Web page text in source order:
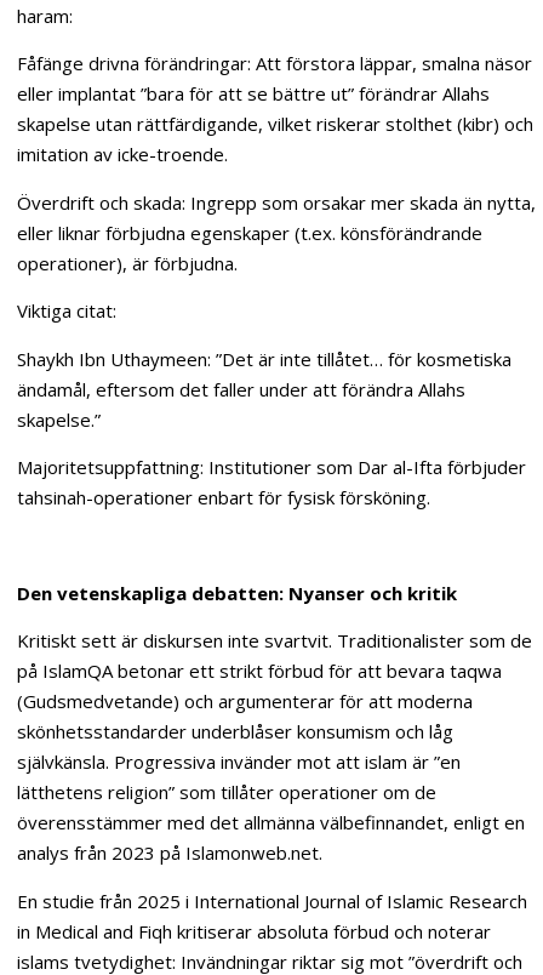
haram:
Fåfänge drivna förändringar: Att förstora läppar, smalna näsor
eller implantat ”bara för att se bättre ut” förändrar Allahs
skapelse utan rättfärdigande, vilket riskerar stolthet (kibr) och
imitation av icke-troende.
Överdrift och skada: Ingrepp som orsakar mer skada än nytta,
eller liknar förbjudna egenskaper (t.ex. könsförändrande
operationer), är förbjudna.
Viktiga citat:
Shaykh Ibn Uthaymeen: ”Det är inte tillåtet… för kosmetiska
ändamål, eftersom det faller under att förändra Allahs
skapelse.”
Majoritetsuppfattning: Institutioner som Dar al-Ifta förbjuder
tahsinah-operationer enbart för fysisk försköning.
Den vetenskapliga debatten: Nyanser och kritik
Kritiskt sett är diskursen inte svartvit. Traditionalister som de
på IslamQA betonar ett strikt förbud för att bevara taqwa
(Gudsmedvetande) och argumenterar för att moderna
skönhetsstandarder underblåser konsumism och låg
självkänsla. Progressiva invänder mot att islam är ”en
lätthetens religion” som tillåter operationer om de
överensstämmer med det allmänna välbefinnandet, enligt en
analys från 2023 på Islamonweb.net.
En studie från 2025 i International Journal of Islamic Research
in Medical and Fiqh kritiserar absoluta förbud och noterar
islams tvetydighet: Invändningar riktar sig mot ”överdrift och